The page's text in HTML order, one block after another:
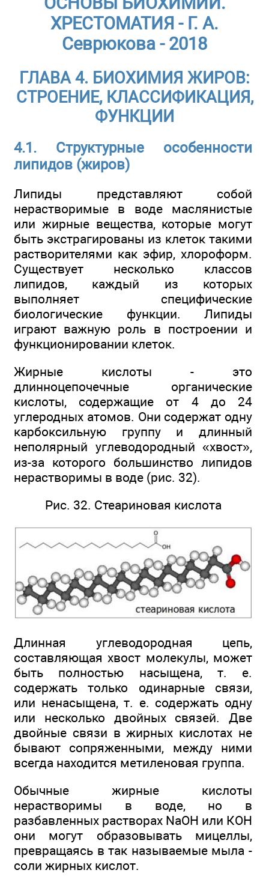
ХРЕСТОМАТИЯ - Г. А.
Севрюкова - 2018
ГЛАВА 4. БИОХИМИЯ ЖИРОВ:
СТРОЕНИЕ, КЛАССИФИКАЦИЯ,
ФУНКЦИИ
4.1. Структурные особенности
липидов (жиров)
Липиды представляют собой
нерастворимые в воде маслянистые
или жирные вещества, которые могут
быть экстрагированы из клеток такими
растворителями как эфир, хлороформ.
Существует несколько классов
липидов, каждый из которых
выполняет специфические
биологические функции. Липиды
играют важную роль в построении и
функционировании клеток.
Жирные кислоты - это
длинноцепочечные органические
кислоты, содержащие от 4 до 24
углеродных атомов. Они содержат одну
карбоксильную группу и длинный
неполярный углеводородный «хвост»,
из-за которого большинство липидов
нерастворимы в воде (рис. 32).
Рис. 32. Стеариновая кислота
Длинная углеводородная цепь,
составляющая хвост молекулы, может
быть полностью насыщена, т. е.
содержать только одинарные связи,
или ненасыщена, т. е. содержать одну
или несколько двойных связей. Две
двойные связи в жирных кислотах не
бывают сопряженными, между ними
всегда находится метиленовая группа.
Обычные жирные кислоты
нерастворимы в воде, но в
разбавленных растворах NaОН или КОН
они могут образовывать мицеллы,
превращаясь в так называемые мыла -
соли жирных кислот.